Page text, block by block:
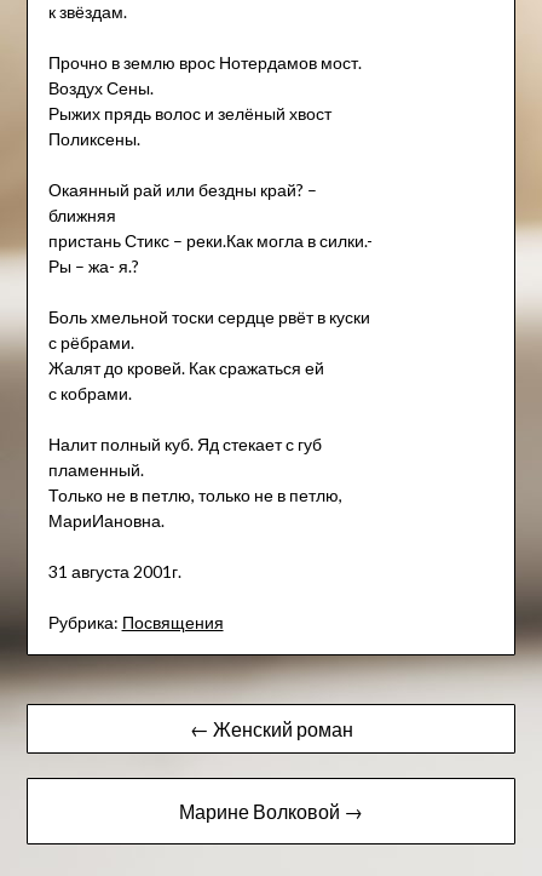
к звёздам.
Прочно в землю врос Нотердамов мост.
Воздух Сены.
Рыжих прядь волос и зелёный хвост
Поликсены.
Окаянный рай или бездны край? –
ближняя
пристань Стикс – реки.Как могла в силки.-
Ры – жа- я.?
Боль хмельной тоски сердце рвёт в куски
с рёбрами.
Жалят до кровей. Как сражаться ей
с кобрами.
Налит полный куб. Яд стекает с губ
пламенный.
Только не в петлю, только не в петлю,
МариИановна.
31 августа 2001г.
Рубрика: Посвящения
Навигация
по
← Женский роман
Марине Волковой →